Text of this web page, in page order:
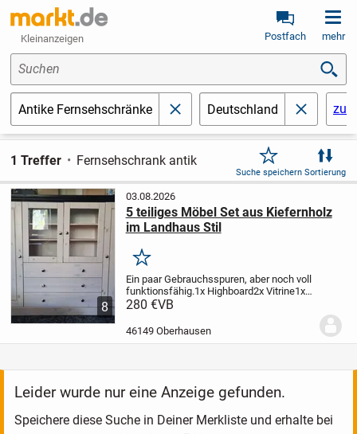
Kleinanzeigen Postfach mehr
Suchen
Antike Fernsehschränke schließenDeutschland schließen
1 Treffer Fernsehschrank antik
Suche speichern Sortierung
8
03.08.2026
5 teiliges Möbel Set aus Kiefernholz
im Landhaus Stil
Merken
Ein paar Gebrauchsspuren, aber noch voll
funktionsfähig.1x Highboard2x Vitrine1x
Kommode1x TV- Board (ohne
47cmTV-BoardH-49,5cm B-145cm T-55
280 €VB
46149 Oberhausen
Leider wurde nur eine Anzeige gefunden.
Speichere diese Suche in Deiner Merkliste und erhalte bei